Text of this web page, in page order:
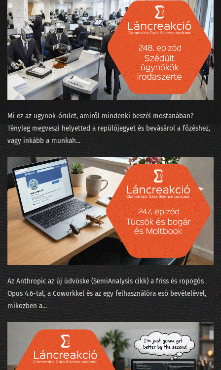
064 - A maciddal beszélgetsz inkább, vagy LaMDÁ-val?
063 - A nagy cicabűnöző, mint általános MI
062 - Halott színészek hamis videókban
061 - Az AI hőse és egy robot fényképezőgép nélkül
060 - Felesleges AI és a hasznos szuperappok
059 - Yang Győző: nyelvi modellek
058 - Élőzés a dataSTREAM 2022 konferencián
056 - Tikk Domonkos: Az ajánlórendszer-üzlet
055 - A gépi tanulás algoritmusai
054 - Tényleg, milyen nagy a Big Data?
053 - Tikk Domonkos: a Gravity-sztori
052 - Boldog születésnap
051 - A híres hibahatár, ami sokkal nagyobb
050 - Így számoljuk meg az elveszett lovagi történeteket
049 - Nevek nyomában
048 - Texas hold'em
047 - Dr. Watsonnak új gazdája lesz
Mi ez az ügynök-őrület, amiről mindenki beszél mostanában?
Tényleg megveszi helyetted a repülőjegyet és bevásárol a főzéshez,
vagy inkább a munkah...
Az Anthropic az új üdvöske (SemiAnalysis cikk⁠) a friss és ropogós
Opus 4.6-tal, a Coworkkel és az ⁠egy felhasználóra eső bevételével⁠,
miközben a...